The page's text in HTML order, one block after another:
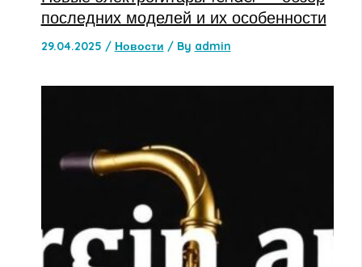
последних моделей и их особенности
29.04.2025 / Новости / By admin